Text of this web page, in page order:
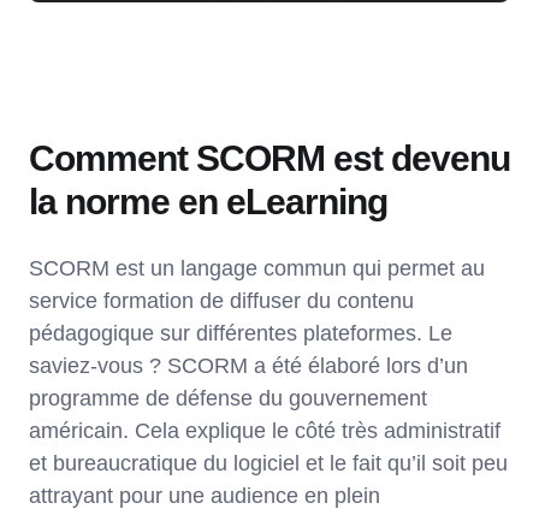
Comment SCORM est devenu
la norme en eLearning
SCORM est un langage commun qui permet au
service formation de diffuser du contenu
pédagogique sur différentes plateformes. Le
saviez-vous ? SCORM a été élaboré lors d’un
programme de défense du gouvernement
américain. Cela explique le côté très administratif
et bureaucratique du logiciel et le fait qu’il soit peu
attrayant pour une audience en plein